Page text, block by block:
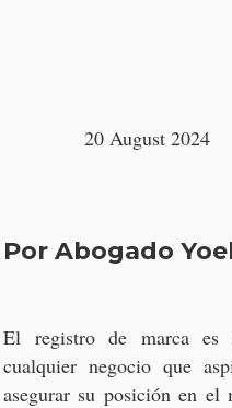
20 August 2024
Por Abogado
El registro de marca es
cualquier negocio que
asegurar su posición en el